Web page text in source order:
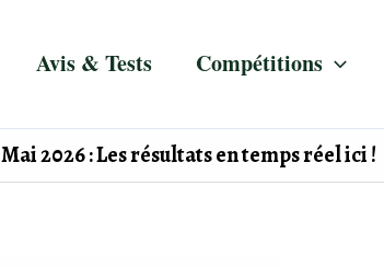
Avis & Tests Compétitions
2026 : Les résultats en temps réel ici !